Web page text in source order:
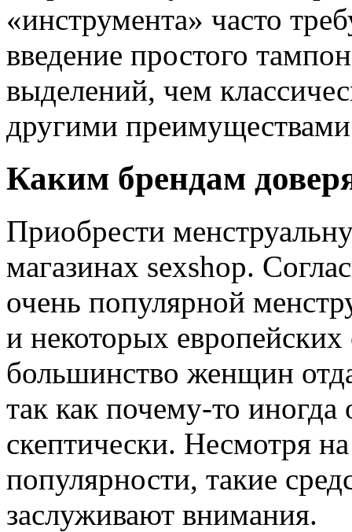
«инструмента» часто
введение простого
выделений, чем
другими
Каким брендам
Приобрести
магазинах sexshop.
очень популярной
и некоторых
большинство женщин
так как почему-то
скептически. Несмотря
популярности, такие
заслуживают внимания.